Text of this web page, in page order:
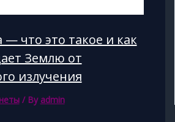
— что это такое и как
Землю от
излучения
/ By admin